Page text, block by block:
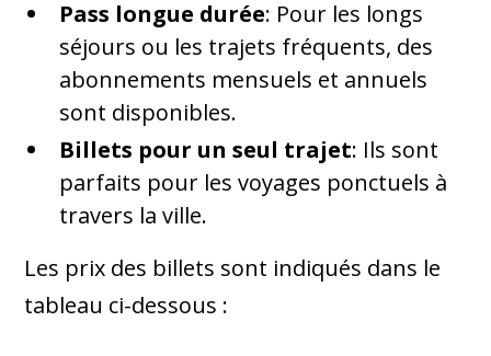
Pass longue durée: Pour les longs
séjours ou les trajets fréquents, des
abonnements mensuels et annuels
sont disponibles.
Billets pour un seul trajet: Ils sont
parfaits pour les voyages ponctuels à
travers la ville.
Les prix des billets sont indiqués dans le
tableau ci-dessous :